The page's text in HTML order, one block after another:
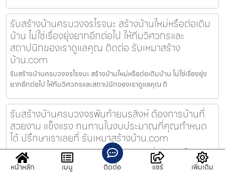
รับสร้างบ้านครบวงจรโรจนะ สร้างบ้านใหม่หรือต่อเติม
บ้าน ไม่ใช่เรื่องยุ่งยากอีกต่อไป ให้ทีมวิศวกรและ
สถาปนิกของเราดูแลคุณ ติดต่อ รับเหมาสร้าง
บ้าน.com
รับสร้างบ้านครบวงจรโรจนะ สร้างบ้านใหม่หรือต่อเติมบ้าน ไม่ใช่เรื่องยุ่ง
ยากอีกต่อไป ให้ทีมวิศวกรและสถาปนิกของเราดูแลคุณ ติ
รับสร้างบ้านครบวงจรพันท้ายนรสิงห์ ต้องการบ้านที่
สวยงาม แข็งแรง ทนทานในงบประมาณที่คุณกำหนด
ได้ ปรึกษาเราเลยที่ รับเหมาสร้างบ้าน.com
รับสร้างบ้านครบวงจรพันท้ายนรสิงห์ ต้องการบ้านที่สวยงาม แข็งแรง
ทนทานในงบประมาณที่คุณกำหนดได้ ปรึกษาเราเลยที่ รับเหมาสร้า
หน้าหลัก เมนู ติดต่อ แชร์ เพิ่มเติม